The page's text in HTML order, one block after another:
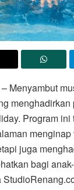
– Menyambut
menghadirkan
Program ini
juga
bagi